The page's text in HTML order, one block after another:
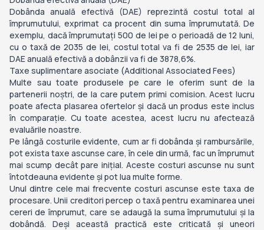
Dobânda anuală efectivă (DAE) reprezintă costul total al
împrumutului, exprimat ca procent din suma împrumutată. De
exemplu, dacă împrumutați 500 de lei pe o perioadă de 12 luni,
cu o taxă de 2035 de lei, costul total va fi de 2535 de lei, iar
DAE anuală efectivă a dobânzii va fi de 3878,6%.
Taxe suplimentare asociate (Additional Associated Fees)
Multe sau toate produsele pe care le oferim sunt de la
partenerii noștri, de la care putem primi comision. Acest lucru
poate afecta plasarea ofertelor și dacă un produs este inclus
în comparație. Cu toate acestea, acest lucru nu afectează
evaluările noastre.
Pe lângă costurile evidente, cum ar fi dobânda și rambursările,
pot exista taxe ascunse care, în cele din urmă, fac un împrumut
mai scump decât pare inițial. Aceste costuri ascunse nu sunt
întotdeauna evidente și pot lua multe forme.
Unul dintre cele mai frecvente costuri ascunse este taxa de
procesare. Unii creditori percep o taxă pentru examinarea unei
cereri de împrumut, care se adaugă la suma împrumutului și la
dobândă. Deși această practică este criticată și uneori